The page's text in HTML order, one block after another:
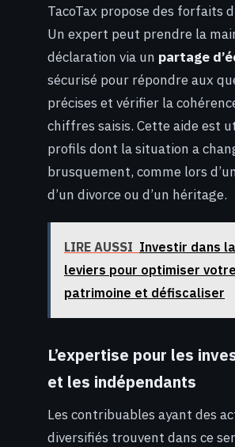
TacoTax propose des forfaits
Un expert peut prendre la
déclaration via un partage
sécurisé pour répondre aux
précises et vérifier la
chiffres saisis. Cette aide est
profils dont la situation a
brusquement, comme lors
d’un divorce ou d’un héritage.
LIRE AUSSI Investir dans
leviers pour optimiser votre
patrimoine et défiscaliser
L’expertise pour les
et les indépendants
Les contribuables ayant des
diversifiés trouvent dans ce